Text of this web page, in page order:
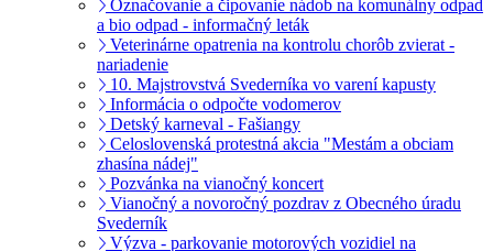
Označovanie a čipovanie nádob na komunálny odpad
a bio odpad - informačný leták
Veterinárne opatrenia na kontrolu chorôb zvierat -
nariadenie
10. Majstrovstvá Svederníka vo varení kapusty
Informácia o odpočte vodomerov
Detský karneval - Fašiangy
Celoslovenská protestná akcia "Mestám a obciam
zhasína nádej"
Pozvánka na vianočný koncert
Vianočný a novoročný pozdrav z Obecného úradu
Svederník
Výzva - parkovanie motorových vozidiel na